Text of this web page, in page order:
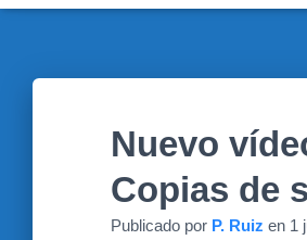
Nuevo
Copias de
Publicado por P. Ruiz en 1